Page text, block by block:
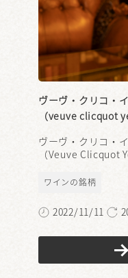
ヴーヴ・クリコ・
（veuve clicquot
ヴーヴ・クリコ・
（Veuve Clicquot
ワインの銘柄
2022/11/11